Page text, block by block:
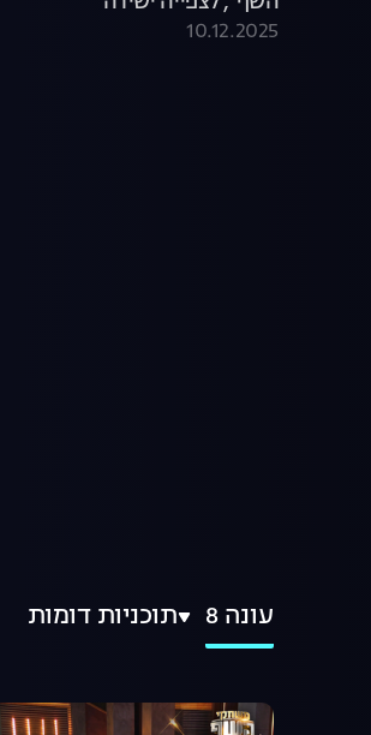
10.12.2025
עונה 8 תוכניות דומות